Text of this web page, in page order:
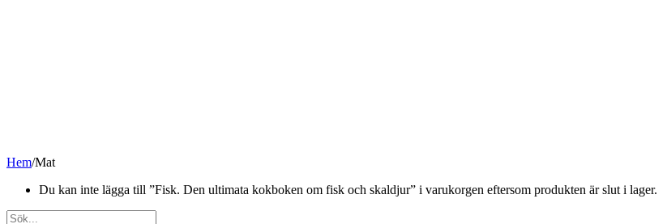
Hem/Mat
Du kan inte lägga till ”Fisk. Den ultimata kokboken om fisk och skaldjur” i varukorgen eftersom produkten är slut i lager.